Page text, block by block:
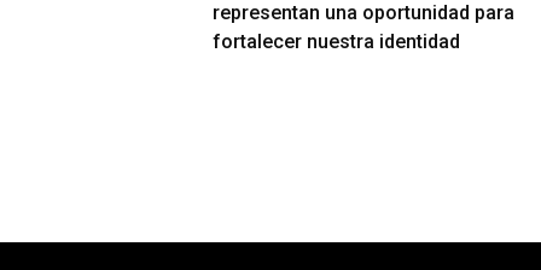
representan una oportunidad para
fortalecer nuestra identidad